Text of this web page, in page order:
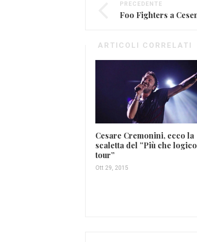
PRECEDENTE
ARTICOLI CORRELATI
Cesare Cremonini, ecco la
scaletta del ”Più che logico
tour”
Ott 29, 2015